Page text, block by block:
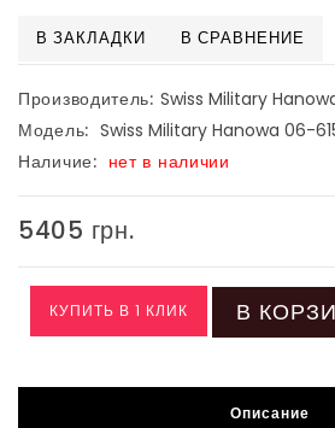
В ЗАКЛАДКИ В СРАВНЕНИЕ
Производитель: Swiss Military
Модель: Swiss Military Hanowa 06-
Наличие: нет в наличии
5405 грн.
КУПИТЬ В 1 КЛИК В
Описание